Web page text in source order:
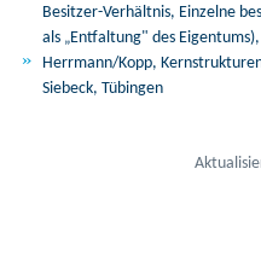
Besitzer-Verhältnis, Einzelne
als „Entfaltung" des
Herrmann/Kopp,
Siebeck, Tübingen